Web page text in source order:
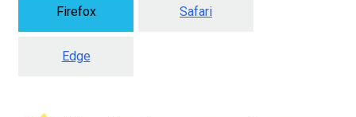
Firefox Safari
Edge